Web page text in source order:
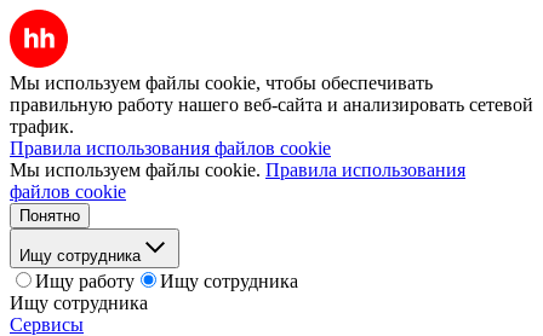
Мы используем файлы cookie, чтобы обеспечивать
правильную работу нашего веб-сайта и анализировать сетевой
трафик.
Правила использования файлов cookie
Мы используем файлы cookie. Правила использования
файлов cookie
Понятно
Ищу сотрудника
Ищу работу
Ищу сотрудника
Ищу сотрудника
Сервисы